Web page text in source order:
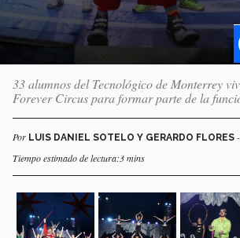
33 alumnos del Tecnológico de Monterrey
Forever Circus para formar parte de la
Por LUIS DANIEL SOTELO Y GERARDO FLORES
Tiempo estimado de lectura:3 mins